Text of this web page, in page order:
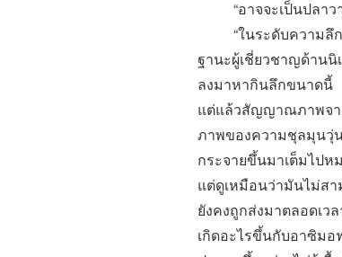
“อาจจะเป็นปลาว
“ในระดับความลึ
ฐานะผู้เชี่ยวชาญด้านนิ
ลงมาหากินลึกขนาดนี้
แต่แล้วสัญญาณภาพจา
ภาพของความชุลมุนวุ่
กระจายขึ้นมาเต็มไป
แต่ดูเหมือนว่ามันไม่ส
ยังคงถูกส่งมาตลอดเว
เกิดอะไรขึ้นกับอาซิม